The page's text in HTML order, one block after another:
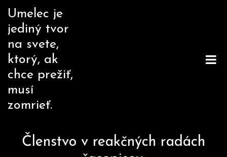
Skip
content
Umelec je
jediný tvor
na svete,
ktorý, ak
chce prežiť,
musí
zomrieť.
Členstvo v reakčných radách